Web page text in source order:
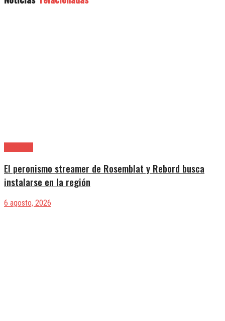
El peronismo streamer de Rosemblat y Rebord busca
instalarse en la región
6 agosto, 2026